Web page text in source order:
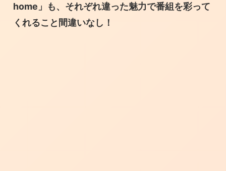
home」も、それぞれ違った魅力で番組を彩って
くれること間違いなし！